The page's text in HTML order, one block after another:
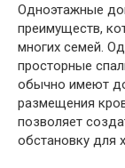
Одноэтажные
преимуществ,
многих семей.
просторные
обычно имеют
размещения
позволяет
обстановку для